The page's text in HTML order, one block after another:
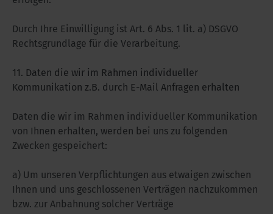
Durch Ihre Einwilligung ist Art. 6 Abs. 1 lit. a) DSGVO
Rechtsgrundlage für die Verarbeitung.
11. Daten die wir im Rahmen individueller
Kommunikation z.B. durch E-Mail Anfragen erhalten
Daten die wir im Rahmen individueller Kommunikation
von Ihnen erhalten, werden bei uns zu folgenden
Zwecken gespeichert:
a) Um unseren Verpflichtungen aus etwaigen zwischen
Ihnen und uns geschlossenen Verträgen nachzukommen
bzw. zur Anbahnung solcher Verträge